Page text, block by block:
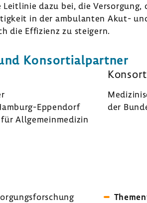
dazu bei, die Versor­gung,
in der ambu­lanten Akut-
die Effi­zienz zu stei­gern.
Konsor­ti­al­partner
​Eppendorf
Allge­mein­me­dizin
der